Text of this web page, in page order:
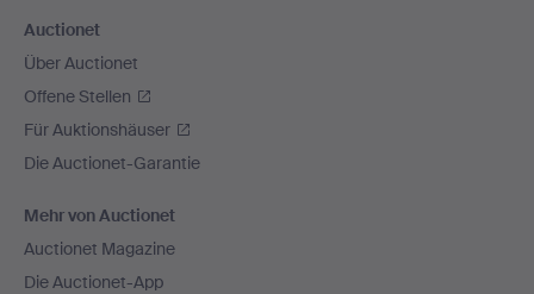
Auctionet
Über Auctionet
Offene Stellen
Für Auktionshäuser
Die Auctionet-Garantie
Mehr von Auctionet
Auctionet Magazine
Die Auctionet-App